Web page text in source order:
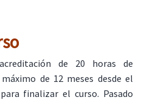
de 20 horas de
de 12 meses desde el
finalizar el curso. Pasado